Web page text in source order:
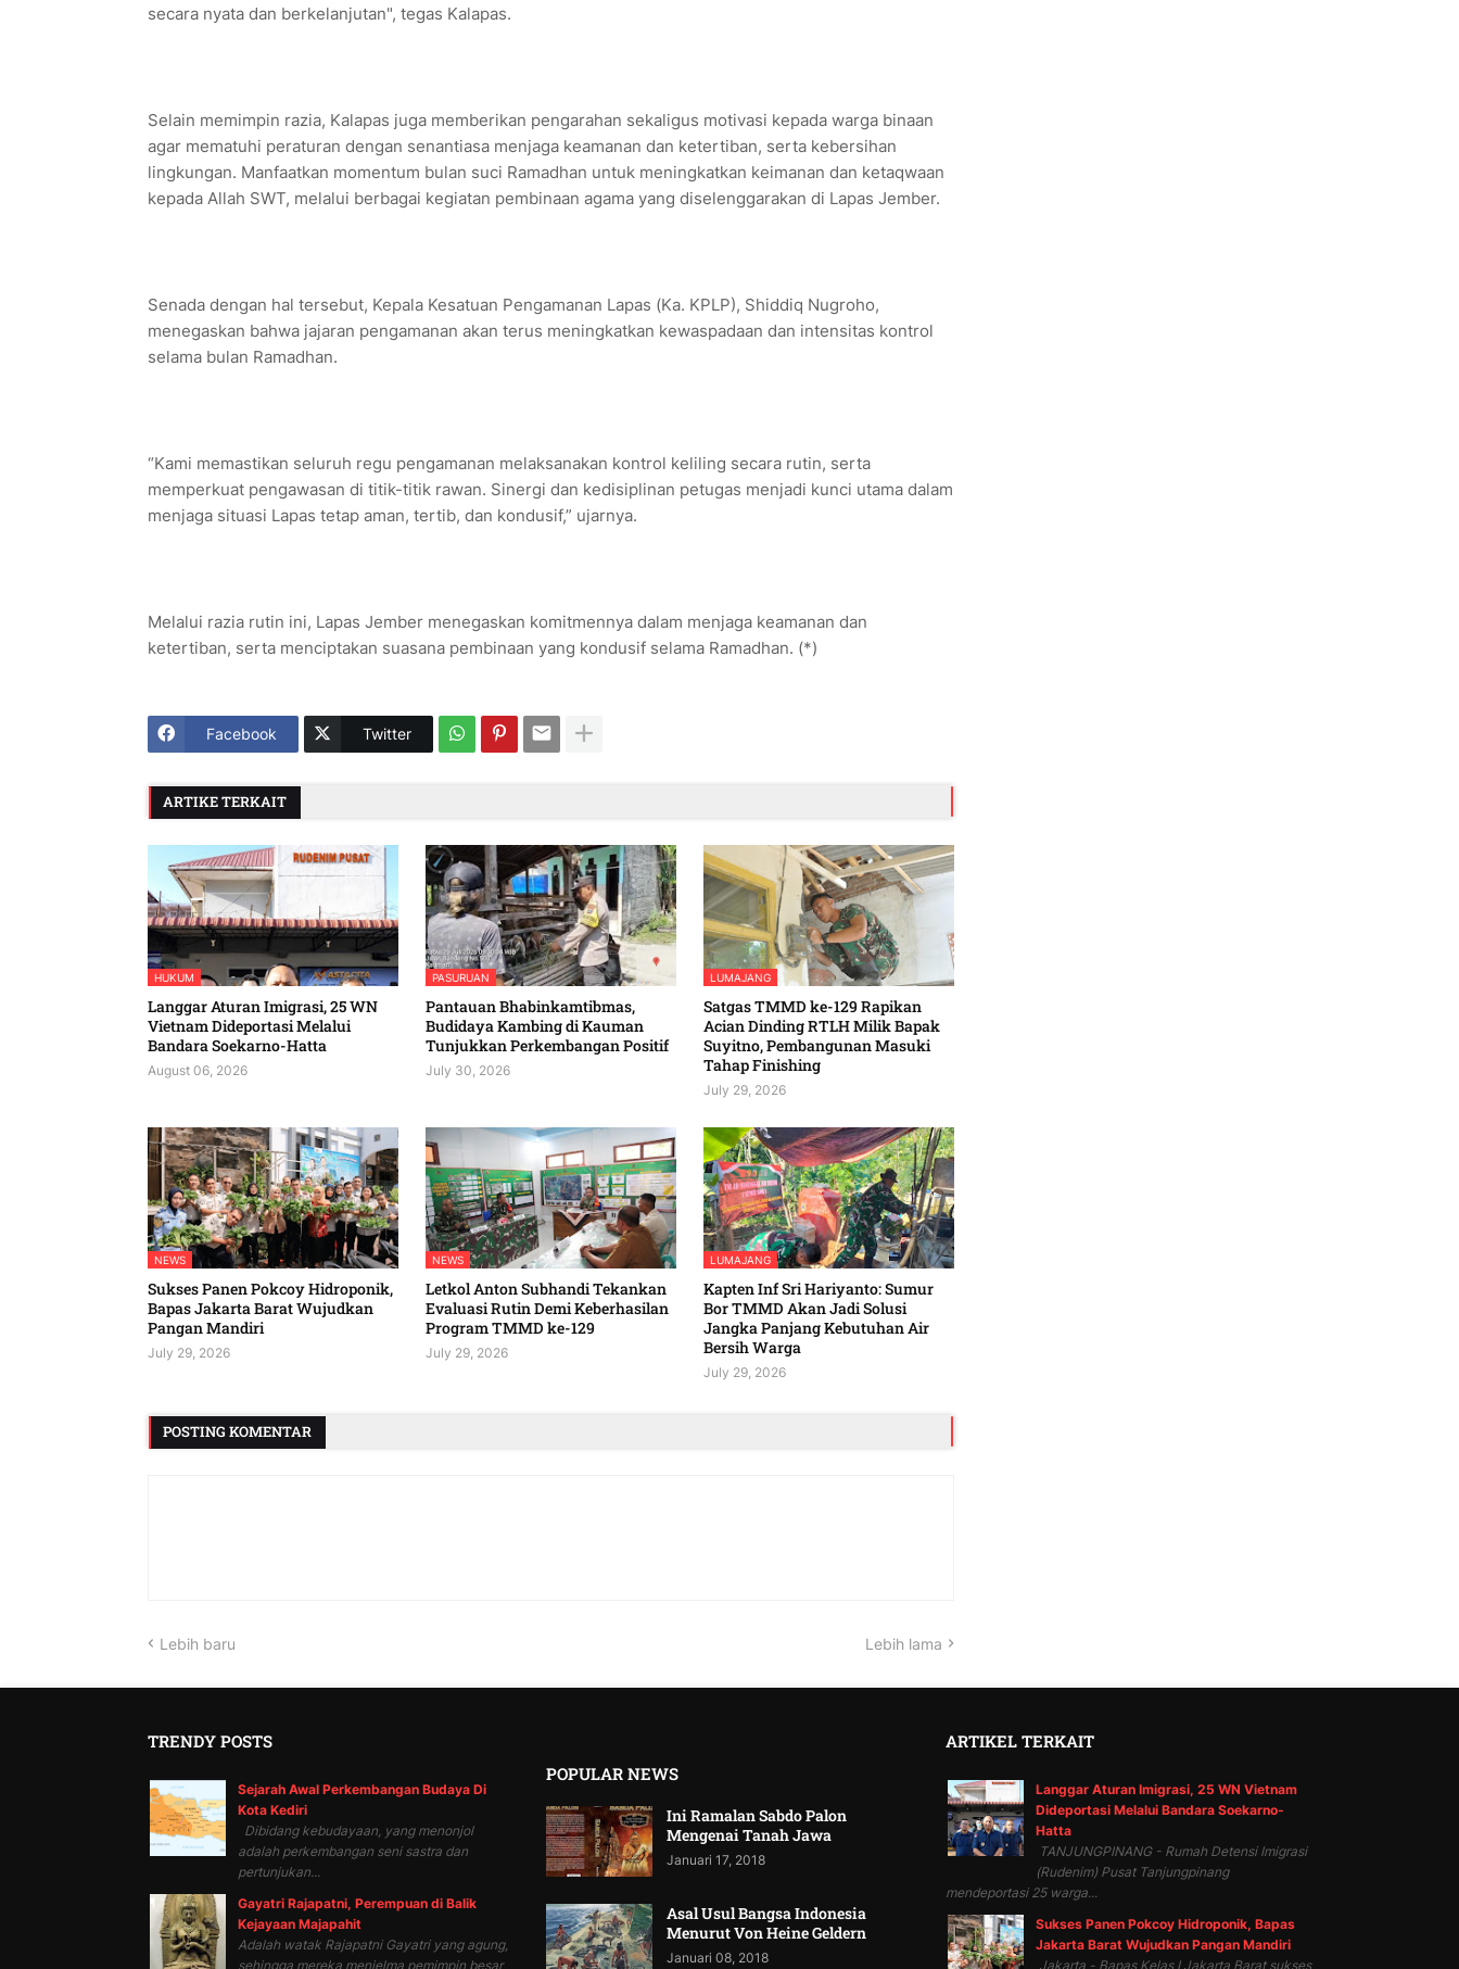
secara nyata dan berkelanjutan", tegas Kalapas.
Selain memimpin razia, Kalapas juga memberikan pengarahan sekaligus motivasi kepada warga binaan
agar mematuhi peraturan dengan senantiasa menjaga keamanan dan ketertiban, serta kebersihan
lingkungan. Manfaatkan momentum bulan suci Ramadhan untuk meningkatkan keimanan dan ketaqwaan
kepada Allah SWT, melalui berbagai kegiatan pembinaan agama yang diselenggarakan di Lapas Jember.
Senada dengan hal tersebut, Kepala Kesatuan Pengamanan Lapas (Ka. KPLP), Shiddiq Nugroho,
menegaskan bahwa jajaran pengamanan akan terus meningkatkan kewaspadaan dan intensitas kontrol
selama bulan Ramadhan.
“Kami memastikan seluruh regu pengamanan melaksanakan kontrol keliling secara rutin, serta
memperkuat pengawasan di titik-titik rawan. Sinergi dan kedisiplinan petugas menjadi kunci utama dalam
menjaga situasi Lapas tetap aman, tertib, dan kondusif,” ujarnya.
Melalui razia rutin ini, Lapas Jember menegaskan komitmennya dalam menjaga keamanan dan
ketertiban, serta menciptakan suasana pembinaan yang kondusif selama Ramadhan. (*)
Facebook Twitter
ARTIKE TERKAIT
HUKUM
Langgar Aturan Imigrasi, 25 WN
Vietnam Dideportasi Melalui
Bandara Soekarno-Hatta
August 06, 2026
PASURUAN
Pantauan Bhabinkamtibmas,
Budidaya Kambing di Kauman
Tunjukkan Perkembangan Positif
July 30, 2026
LUMAJANG
Satgas TMMD ke-129 Rapikan
Acian Dinding RTLH Milik Bapak
Suyitno, Pembangunan Masuki
Tahap Finishing
July 29, 2026
NEWS
Sukses Panen Pokcoy Hidroponik,
Bapas Jakarta Barat Wujudkan
Pangan Mandiri
July 29, 2026
NEWS
Letkol Anton Subhandi Tekankan
Evaluasi Rutin Demi Keberhasilan
Program TMMD ke-129
July 29, 2026
LUMAJANG
Kapten Inf Sri Hariyanto: Sumur
Bor TMMD Akan Jadi Solusi
Jangka Panjang Kebutuhan Air
Bersih Warga
July 29, 2026
POSTING KOMENTAR
Lebih baru Lebih lama
TRENDY POSTS
Sejarah Awal Perkembangan Budaya Di
Kota Kediri
Dibidang kebudayaan, yang menonjol
adalah perkembangan seni sastra dan
pertunjukan...
Gayatri Rajapatni, Perempuan di Balik
Kejayaan Majapahit
Adalah watak Rajapatni Gayatri yang agung,
sehingga mereka menjelma pemimpin besar
POPULAR NEWS
Ini Ramalan Sabdo Palon
Mengenai Tanah Jawa
Januari 17, 2018
Asal Usul Bangsa Indonesia
Menurut Von Heine Geldern
Januari 08, 2018
ARTIKEL TERKAIT
Langgar Aturan Imigrasi, 25 WN Vietnam
Dideportasi Melalui Bandara Soekarno-
Hatta
TANJUNGPINANG - Rumah Detensi Imigrasi
(Rudenim) Pusat Tanjungpinang
mendeportasi 25 warga...
Sukses Panen Pokcoy Hidroponik, Bapas
Jakarta Barat Wujudkan Pangan Mandiri
Jakarta - Bapas Kelas I Jakarta Barat sukses